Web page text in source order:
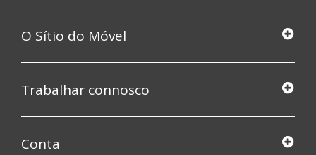
O Sítio do Móvel
Trabalhar connosco
Conta